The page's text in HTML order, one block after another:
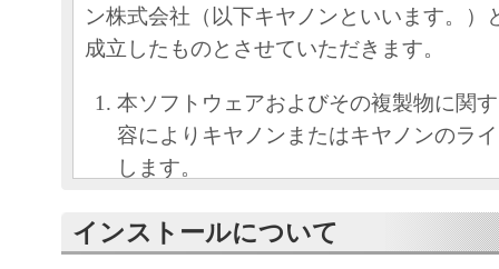
ン株式会社（以下キヤノンといいます。）
成立したものとさせていただきます。
本ソフトウェアおよびその複製物に関
容によりキヤノンまたはキヤノンのラ
します。
といいます。）に対し、本ソフトウェ
インストールについて